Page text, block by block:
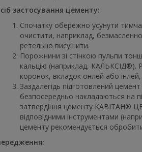
застосування цементу:
Спочатку обережно усунути
очистити, наприклад,
ретельно висушити.
Порожнини зі стінкою пульпи
кальцію (наприклад, КАЛЬКСІД®).
коронок, вкладок онлей або
Заздалегідь підготовлений
безпосередньо накладаються на
затвердіння цементу КАВІТАН®
відповідними інструментами
цементу рекомендується